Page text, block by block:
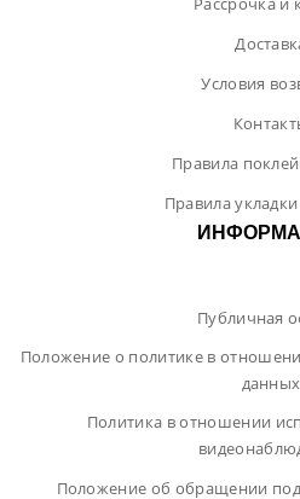
Условия
Правила
Правила
Публичная
Положение о политике в
данных
Политика в отношении
Положение об обращении